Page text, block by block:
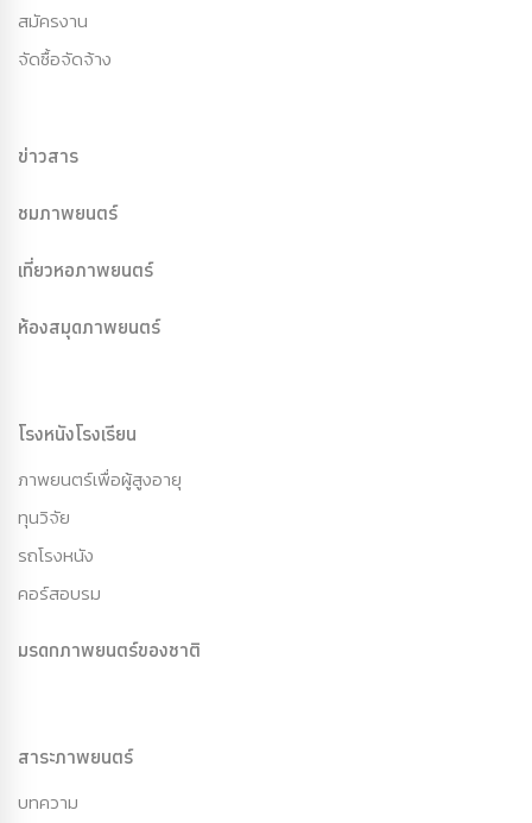
สมัครงาน
จัดซื้อจัดจ้าง
ข่าวสาร
ชมภาพยนตร์
เที่ยวหอภาพยนตร์
ห้องสมุดภาพยนตร์
โรงหนังโรงเรียน
ภาพยนตร์เพื่อผู้สูงอายุ
ทุนวิจัย
รถโรงหนัง
คอร์สอบรม
มรดกภาพยนตร์ของชาติ
สาระภาพยนตร์
บทความ